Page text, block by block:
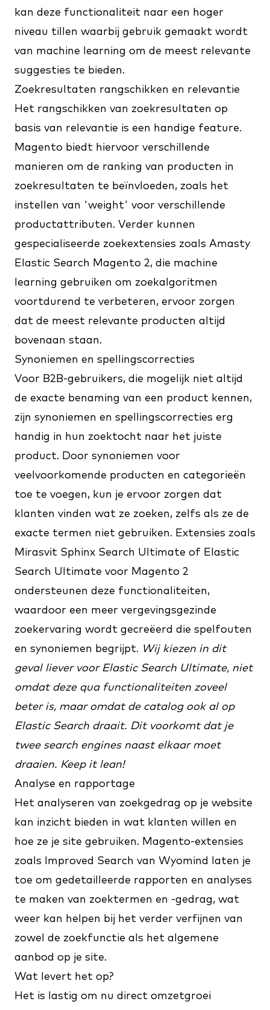
kan deze functionaliteit naar een hoger
niveau tillen waarbij gebruik gemaakt wordt
van machine learning om de meest relevante
suggesties te bieden.
Zoekresultaten rangschikken en relevantie
Het rangschikken van zoekresultaten op
basis van relevantie is een handige feature.
Magento biedt hiervoor verschillende
manieren om de ranking van producten in
zoekresultaten te beïnvloeden, zoals het
instellen van 'weight' voor verschillende
productattributen. Verder kunnen
gespecialiseerde zoekextensies zoals Amasty
Elastic Search Magento 2, die machine
learning gebruiken om zoekalgoritmen
voortdurend te verbeteren, ervoor zorgen
dat de meest relevante producten altijd
bovenaan staan.
Synoniemen en spellingscorrecties
Voor B2B-gebruikers, die mogelijk niet altijd
de exacte benaming van een product kennen,
zijn synoniemen en spellingscorrecties erg
handig in hun zoektocht naar het juiste
product. Door synoniemen voor
veelvoorkomende producten en categorieën
toe te voegen, kun je ervoor zorgen dat
klanten vinden wat ze zoeken, zelfs als ze de
exacte termen niet gebruiken. Extensies zoals
Mirasvit Sphinx Search Ultimate of Elastic
Search Ultimate voor Magento 2
ondersteunen deze functionaliteiten,
waardoor een meer vergevingsgezinde
zoekervaring wordt gecreëerd die spelfouten
en synoniemen begrijpt. Wij kiezen in dit
geval liever voor Elastic Search Ultimate, niet
omdat deze qua functionaliteiten zoveel
beter is, maar omdat de catalog ook al op
Elastic Search draait. Dit voorkomt dat je
twee search engines naast elkaar moet
draaien. Keep it lean!
Analyse en rapportage
Het analyseren van zoekgedrag op je website
kan inzicht bieden in wat klanten willen en
hoe ze je site gebruiken. Magento-extensies
zoals
Improved Search van Wyomind
laten je
toe om gedetailleerde rapporten en analyses
te maken van zoektermen en -gedrag, wat
weer kan helpen bij het verder verfijnen van
zowel de zoekfunctie als het algemene
aanbod op je site.
Wat levert het op?
Het is lastig om nu direct omzetgroei